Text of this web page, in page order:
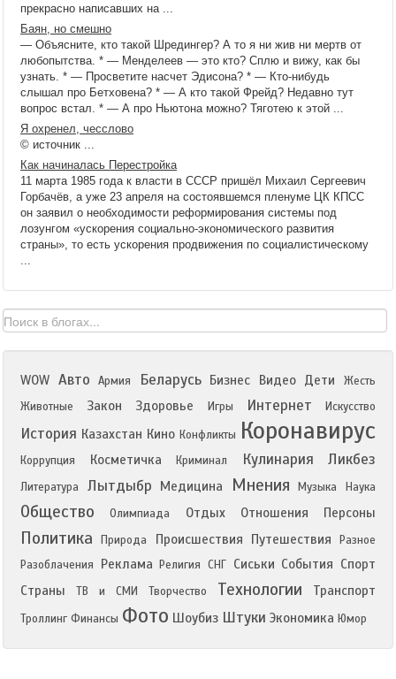
прекрасно написавших на ...
Баян, но смешно
— Объясните, кто такой Шредингер? А то я ни жив ни мертв от
любопытства. * — Менделеев — это кто? Сплю и вижу, как бы
узнать. * — Просветите насчет Эдисона? * — Кто-нибудь
слышал про Бетховена? * — А кто такой Фрейд? Недавно тут
вопрос встал. * — А про Ньютона можно? Тяготею к этой ...
Я охренел, чесслово
© источник ...
Как начиналась Перестройка
11 марта 1985 года к власти в СССР пришёл Михаил Сергеевич
Горбачёв, а уже 23 апреля на состоявшемся пленуме ЦК КПСС
он заявил о необходимости реформирования системы под
лозунгом «ускорения социально-экономического развития
страны», то есть ускорения продвижения по социалистическому
...
WOW Авто Армия Беларусь Бизнес Видео Дети
Жесть
Животные
Закон Здоровье Игры Интернет Искусство
История Казахстан Кино Конфликты Коронавирус
Коррупция Косметичка Криминал Кулинария Ликбез
Литература Лытдыбр Медицина Мнения Музыка Наука
Общество Олимпиада Отдых Отношения Персоны
Политика Природа Происшествия Путешествия
Разное
Разоблачения
Реклама Религия СНГ Сиськи События Спорт
Страны
ТВ и СМИ Творчество Технологии Транспорт
Троллинг Финансы Фото Шоубиз Штуки Экономика Юмор